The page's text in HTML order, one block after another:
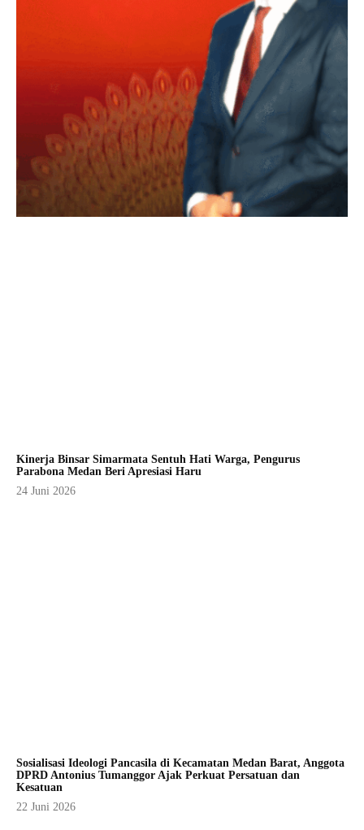
Kinerja Binsar Simarmata Sentuh Hati Warga, Pengurus
Parabona Medan Beri Apresiasi Haru
24 Juni 2026
Sosialisasi Ideologi Pancasila di Kecamatan Medan Barat, Anggota
DPRD Antonius Tumanggor Ajak Perkuat Persatuan dan
Kesatuan
22 Juni 2026